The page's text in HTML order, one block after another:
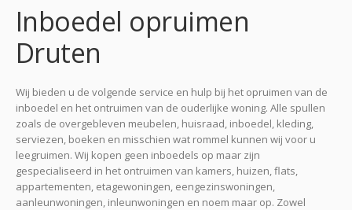
Inboedel opruimen
Druten
Wij bieden u de volgende service en hulp bij het opruimen van de
inboedel en het ontruimen van de ouderlijke woning. Alle spullen
zoals de overgebleven meubelen, huisraad, inboedel, kleding,
serviezen, boeken en misschien wat rommel kunnen wij voor u
leegruimen. Wij kopen geen inboedels op maar zijn
gespecialiseerd in het ontruimen van kamers, huizen, flats,
appartementen, etagewoningen, eengezinswoningen,
aanleunwoningen, inleunwoningen en noem maar op. Zowel